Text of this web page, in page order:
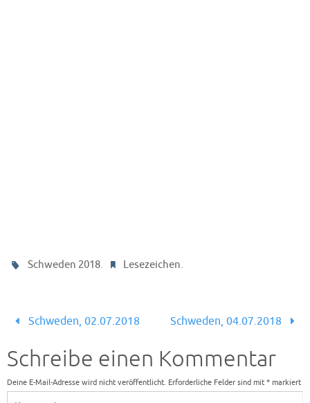
Schweden 2018. Lesezeichen.
Schweden, 02.07.2018 Schweden, 04.07.2018
Schreibe einen Kommentar
Deine E-Mail-Adresse wird nicht veröffentlicht. Erforderliche Felder sind mit * markiert